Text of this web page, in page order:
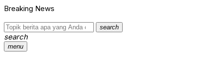
Breaking News
search
search
menu